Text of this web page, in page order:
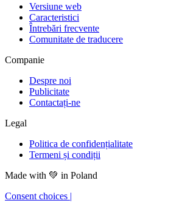
Versiune web
Caracteristici
Întrebări frecvente
Comunitate de traducere
Companie
Despre noi
Publicitate
Contactați-ne
Legal
Politica de confidențialitate
Termeni și condiții
Made with 💚 in Poland
Consent choices |